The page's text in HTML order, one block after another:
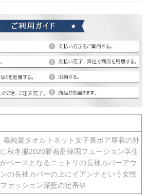
慕純棠タオルトネット女子裏ボア厚着の外
に秋冬服2020新着品韓国フュージョン学生
がベースとなるニュトリの長袖カバーアウ
ンの長袖カバーの上にイアンナという女性
ファッション深藍の定番M